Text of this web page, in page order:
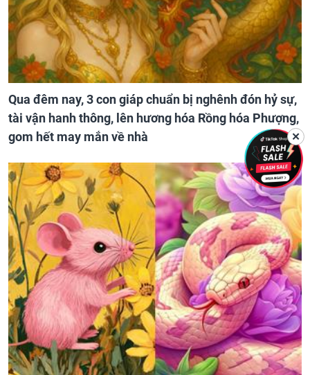
Qua đêm nay, 3 con giáp chuẩn bị nghênh đón hỷ sự,
tài vận hanh thông, lên hương hóa Rồng hóa Phượng,
gom hết may mắn về nhà
✕